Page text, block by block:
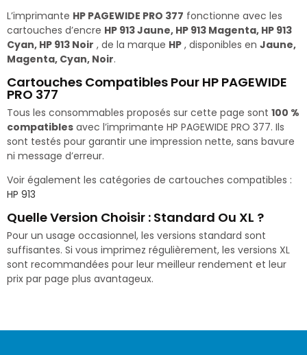
L’imprimante HP PAGEWIDE PRO 377 fonctionne avec les
cartouches d’encre HP 913 Jaune, HP 913 Magenta, HP 913
Cyan, HP 913 Noir , de la marque HP , disponibles en Jaune,
Magenta, Cyan, Noir.
Cartouches Compatibles Pour HP PAGEWIDE
PRO 377
Tous les consommables proposés sur cette page sont 100 %
compatibles avec l’imprimante HP PAGEWIDE PRO 377. Ils
sont testés pour garantir une impression nette, sans bavure
ni message d’erreur.
Voir également les catégories de cartouches compatibles :
HP 913
Quelle Version Choisir : Standard Ou XL ?
Pour un usage occasionnel, les versions standard sont
suffisantes. Si vous imprimez régulièrement, les versions XL
sont recommandées pour leur meilleur rendement et leur
prix par page plus avantageux.